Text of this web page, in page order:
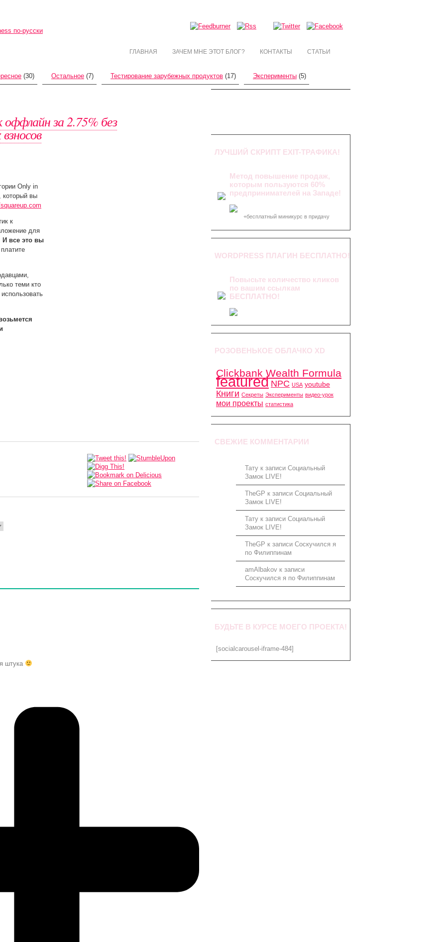
ГЛАВНАЯ ЗАЧЕМ МНЕ ЭТОТ БЛОГ? КОНТАКТЫ СТАТЬИ
(30) Остальное (7) Тестирование зарубежных продуктов (17) Эксперименты (5)
за 2.75% без
Only in
который вы
к
для
И все это вы
теми кто
штука
ЛУЧШИЙ СКРИПТ EXIT-ТРАФИКА!
Метод повышение продаж,
которым пользуются 60%
предпринимателей на Западе!
+бесплатный миникурс в придачу
WORDPRESS ПЛАГИН БЕСПЛАТНО!
Повысьте количество кликов
по вашим ссылкам
БЕСПЛАТНО!
РОЗОВЕНЬКОЕ ОБЛАЧКО XD
Clickbank Wealth Formula
featured NPC USA youtube
Книги Секреты Эксперименты видео-урок
мои проекты статистика
СВЕЖИЕ КОММЕНТАРИИ
Тату к записи Социальный
Замок LIVE!
TheGP к записи Социальный
Замок LIVE!
Тату к записи Социальный
Замок LIVE!
TheGP к записи Соскучился я
по Филиппинам
amAlbakov к записи
Соскучился я по Филиппинам
БУДЬТЕ В КУРСЕ МОЕГО ПРОЕКТА!
[socialcarousel-iframe-484]